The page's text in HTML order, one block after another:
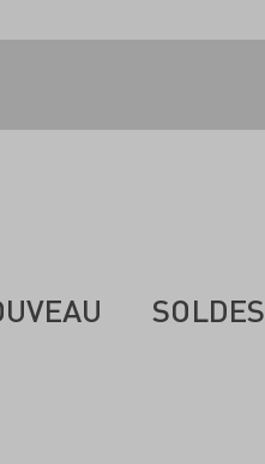
SOLDES